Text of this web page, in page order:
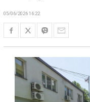
05/06/2026 16:22